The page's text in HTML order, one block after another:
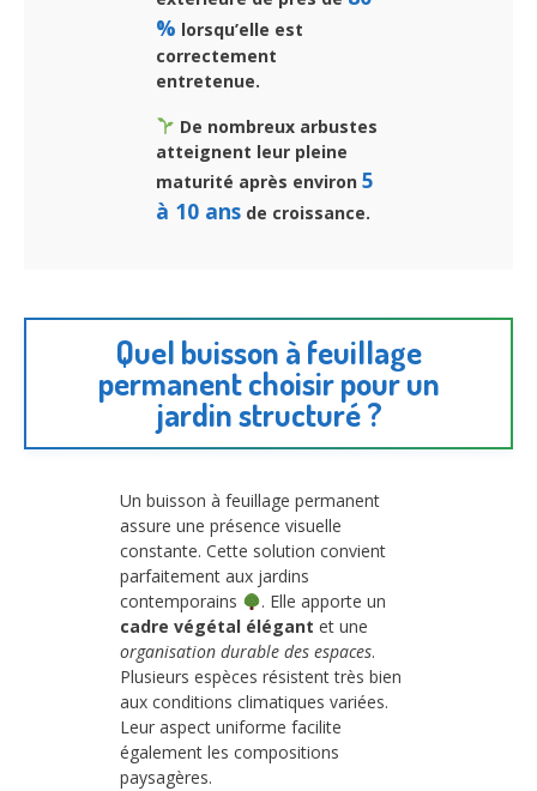
% lorsqu’elle est
correctement
entretenue.
De nombreux arbustes
atteignent leur pleine
maturité après environ 5
à 10 ans de croissance.
Quel buisson à feuillage
permanent choisir pour un
jardin structuré ?
Un buisson à feuillage permanent
assure une présence visuelle
constante. Cette solution convient
parfaitement aux jardins
contemporains
. Elle apporte un
cadre végétal élégant et une
organisation durable des espaces.
Plusieurs espèces résistent très bien
aux conditions climatiques variées.
Leur aspect uniforme facilite
également les compositions
paysagères.